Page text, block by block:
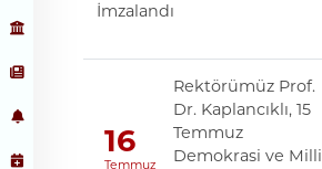
İmzalandı
16
Temmuz
Rektörümüz Prof.
Dr. Kaplancıklı, 15
Temmuz
Demokrasi ve Milli